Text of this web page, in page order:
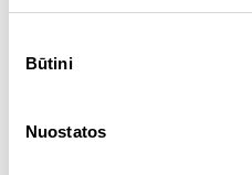
pasirinkimas
Būtini
Nuostatos